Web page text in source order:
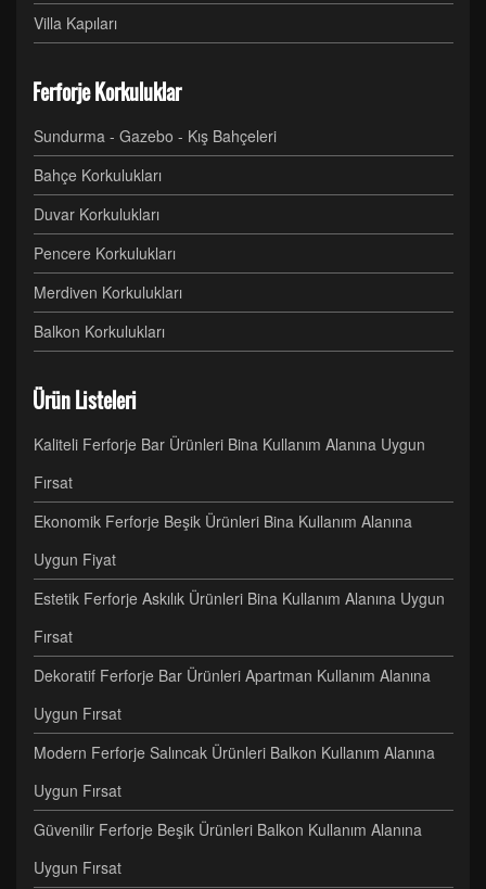
Villa Kapıları
Ferforje Korkuluklar
Sundurma - Gazebo - Kış Bahçeleri
Bahçe Korkulukları
Duvar Korkulukları
Pencere Korkulukları
Merdiven Korkulukları
Balkon Korkulukları
Ürün Listeleri
Kaliteli Ferforje Bar Ürünleri Bina Kullanım Alanına Uygun
Fırsat
Ekonomik Ferforje Beşik Ürünleri Bina Kullanım Alanına
Uygun Fiyat
Estetik Ferforje Askılık Ürünleri Bina Kullanım Alanına Uygun
Fırsat
Dekoratif Ferforje Bar Ürünleri Apartman Kullanım Alanına
Uygun Fırsat
Modern Ferforje Salıncak Ürünleri Balkon Kullanım Alanına
Uygun Fırsat
Güvenilir Ferforje Beşik Ürünleri Balkon Kullanım Alanına
Uygun Fırsat